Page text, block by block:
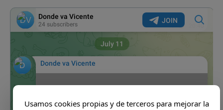
Usamos cookies propias y de terceros para mejorar la